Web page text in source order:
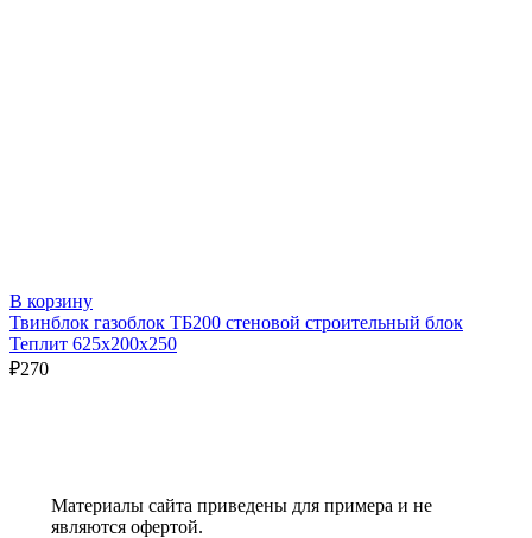
В корзину
Твинблок газоблок ТБ200 стеновой строительный блок
Теплит 625х200х250
₽270
Материалы сайта приведены для примера и не
являются офертой.